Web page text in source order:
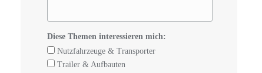
Diese Themen interessieren mich:
Nutzfahrzeuge & Transporter
Trailer & Aufbauten